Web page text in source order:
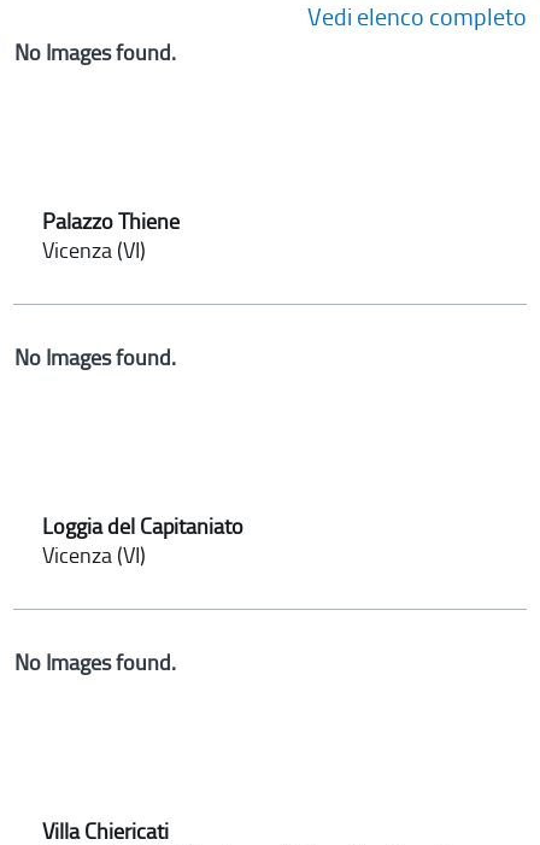
Vedi elenco completo
No Images found.
Palazzo Thiene
Vicenza (VI)
No Images found.
Loggia del Capitaniato
Vicenza (VI)
No Images found.
Villa Chiericati